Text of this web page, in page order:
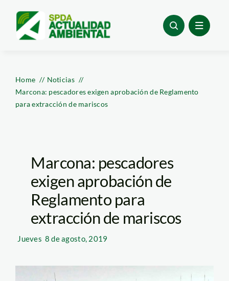
content
Home
Noticias
Marcona: pescadores exigen aprobación de Reglamento
para extracción de mariscos
Marcona: pescadores
exigen aprobación de
Reglamento para
extracción de mariscos
Jueves 8 de agosto, 2019